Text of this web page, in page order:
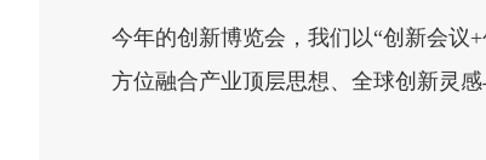
今年的创新博览会，我们以“创新会议
方位融合产业顶层思想、全球创新灵